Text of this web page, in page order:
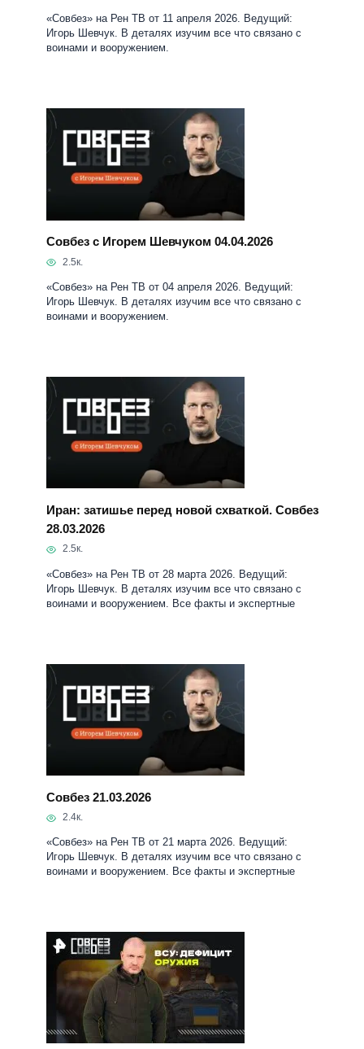
«Совбез» на Рен ТВ от 11 апреля 2026. Ведущий:
Игорь Шевчук. В деталях изучим все что связано с
воинами и вооружением.
Совбез с Игорем Шевчуком 04.04.2026
2.5к.
«Совбез» на Рен ТВ от 04 апреля 2026. Ведущий:
Игорь Шевчук. В деталях изучим все что связано с
воинами и вооружением.
Иран: затишье перед новой схваткой. Совбез
28.03.2026
2.5к.
«Совбез» на Рен ТВ от 28 марта 2026. Ведущий:
Игорь Шевчук. В деталях изучим все что связано с
воинами и вооружением. Все факты и экспертные
Совбез 21.03.2026
2.4к.
«Совбез» на Рен ТВ от 21 марта 2026. Ведущий:
Игорь Шевчук. В деталях изучим все что связано с
воинами и вооружением. Все факты и экспертные